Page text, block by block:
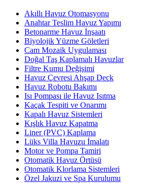
Akıllı Havuz Otomasyonu
Anahtar Teslim Havuz Yapımı
Betonarme Havuz İnşaatı
Biyolojik Yüzme Göletleri
Cam Mozaik Uygulaması
Doğal Taş Kaplamalı Havuzlar
Filtre Kumu Değişimi
Havuz Çevresi Ahşap Deck
Havuz Robotu Bakımı
Isı Pompası ile Havuz Isıtma
Kaçak Tespiti ve Onarımı
Kapalı Havuz Sistemleri
Kışlık Havuz Kapatma
Liner (PVC) Kaplama
Lüks Villa Havuzu İmalatı
Motor ve Pompa Tamiri
Otomatik Havuz Örtüsü
Otomatik Klorlama Sistemleri
Özel Jakuzi ve Spa Kurulumu